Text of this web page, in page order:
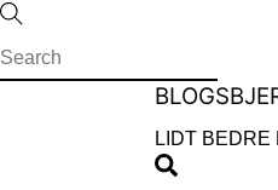
Skip
to
content
Menu
LIDT BEDRE
Search